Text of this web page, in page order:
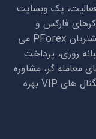
17 سال سابقه فعالیت، یک وبسایت
فارکس و
PForex می
روزی، پرداخت
معامله گر، مشاوره
های VIPبهره